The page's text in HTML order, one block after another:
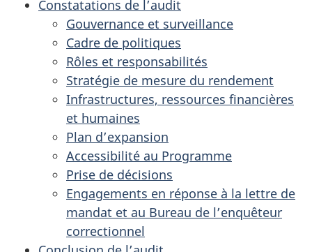
Constatations de l’audit
Gouvernance et surveillance
Cadre de politiques
Rôles et responsabilités
Stratégie de mesure du rendement
Infrastructures, ressources financières
et humaines
Plan d’expansion
Accessibilité au Programme
Prise de décisions
Engagements en réponse à la lettre de
mandat et au Bureau de l’enquêteur
correctionnel